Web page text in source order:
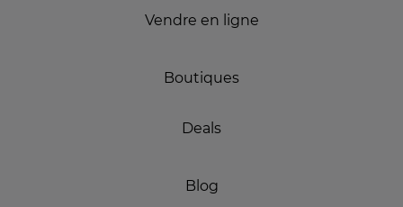
Vendre en ligne
Boutiques
Deals
Blog